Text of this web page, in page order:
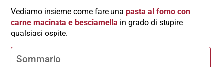
Vediamo insieme come fare unapasta al forno con
carne macinata e besciamella in grado di stupire
qualsiasi ospite.
Sommario